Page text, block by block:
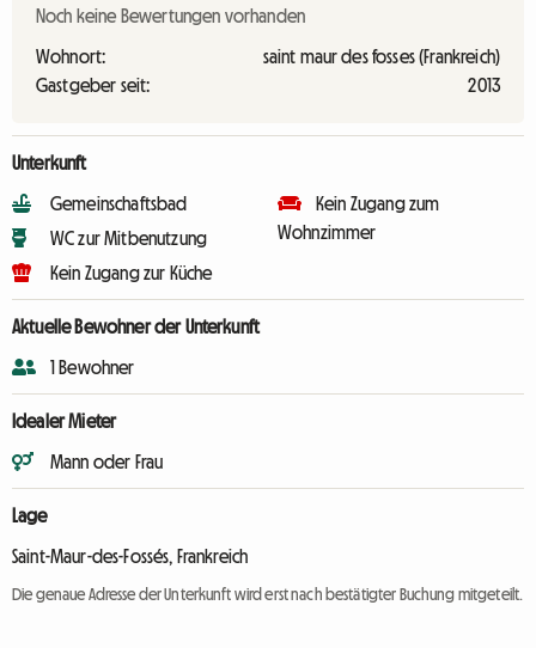
Noch keine Bewertungen vorhanden
Wohnort:
saint maur des fosses (Frankreich)
Gastgeber seit:
2013
Unterkunft
Gemeinschaftsbad
WC zur Mitbenutzung
Kein Zugang zur Küche
Kein Zugang zum
Wohnzimmer
Aktuelle Bewohner der Unterkunft
1 Bewohner
Idealer Mieter
Mann oder Frau
Lage
Saint-Maur-des-Fossés, Frankreich
Die genaue Adresse der Unterkunft wird erst nach bestätigter Buchung mitgeteilt.